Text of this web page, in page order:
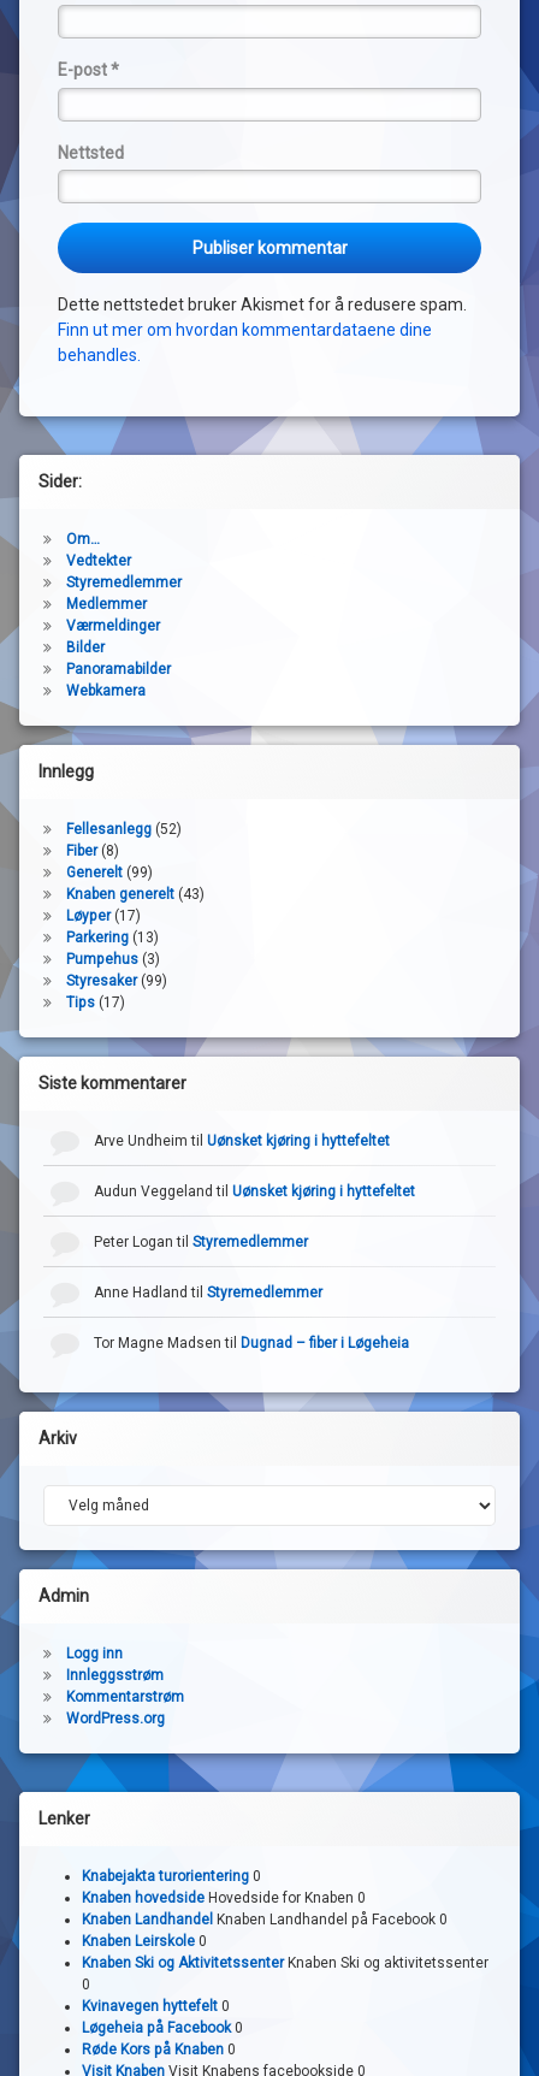
E-post*
Nettsted
Dette nettstedet bruker Akismet for å redusere spam.
Finn ut mer om hvordan kommentardataene dine
behandles.
Sider:
Om…
Vedtekter
Styremedlemmer
Medlemmer
Værmeldinger
Bilder
Panoramabilder
Webkamera
Innlegg
Fellesanlegg(52)
Fiber(8)
Generelt(99)
Knaben generelt(43)
Løyper(17)
Parkering(13)
Pumpehus(3)
Styresaker(99)
Tips(17)
Siste kommentarer
Arve Undheim til Uønsket kjøring i hyttefeltet
Audun Veggeland til Uønsket kjøring i hyttefeltet
Peter Logan til Styremedlemmer
Anne Hadland til Styremedlemmer
Tor Magne Madsen til Dugnad – fiber i Løgeheia
Arkiv
Admin
Logg inn
Innleggsstrøm
Kommentarstrøm
WordPress.org
Lenker
Knabejakta turorientering 0
Knaben hovedside Hovedside for Knaben 0
Knaben Landhandel Knaben Landhandel på Facebook 0
Knaben Leirskole 0
Knaben Ski og AktivitetssenterKnaben Ski og aktivitetssenter
0
Kvinavegen hyttefelt 0
Løgeheia på Facebook0
Røde Kors på Knaben 0
Visit Knaben Visit Knabens facebookside 0